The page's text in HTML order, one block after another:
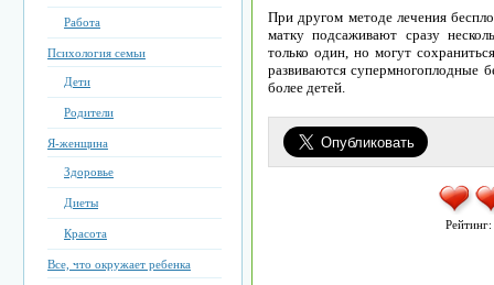
Работа
Психология семьи
Дети
Родители
Я-женщина
Здоровье
Диеты
Красота
Все, что окружает ребенка
При другом методе лечения
матку подсаживают сразу
только один, но могут
развиваются супермногоплодные
более детей.